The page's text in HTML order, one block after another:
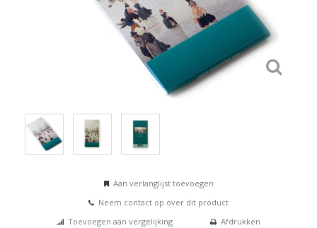
Aan verlanglijst toevoegen
Neem contact op over dit product
Toevoegen aan vergelijking
Afdrukken